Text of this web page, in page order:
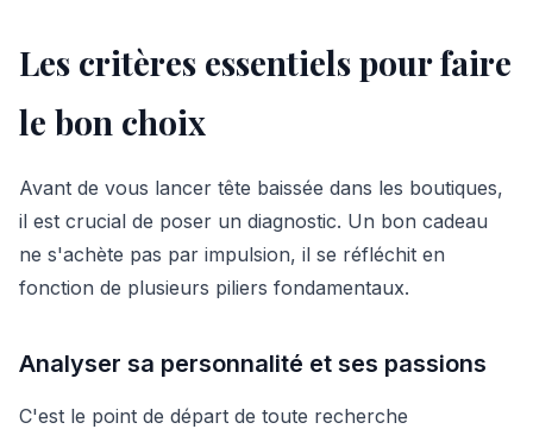
Les critères essentiels pour faire
le bon choix
Avant de vous lancer tête baissée dans les boutiques,
il est crucial de poser un diagnostic. Un bon cadeau
ne s'achète pas par impulsion, il se réfléchit en
fonction de plusieurs piliers fondamentaux.
Analyser sa personnalité et ses passions
C'est le point de départ de toute recherche